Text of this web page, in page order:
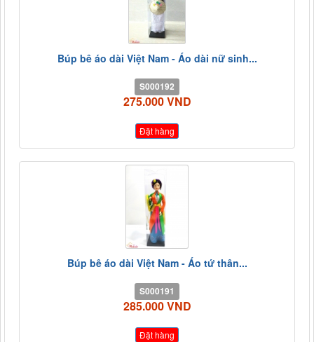
Búp bê áo dài Việt Nam - Áo dài nữ sinh...
S000192
275.000 VND
Đặt hàng
Búp bê áo dài Việt Nam - Áo tứ thân...
S000191
285.000 VND
Đặt hàng